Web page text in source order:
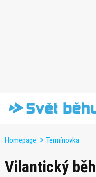
Homepage Termínovka
Vilantický běh